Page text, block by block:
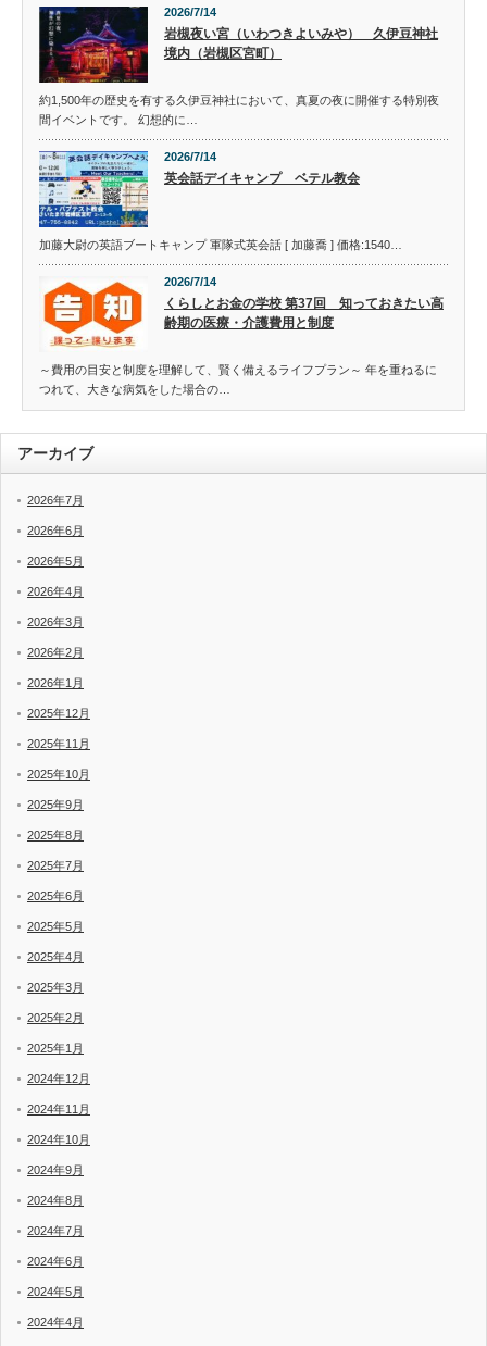
2026/7/14
岩槻夜い宮（いわつきよいみや） 久伊豆神社
境内（岩槻区宮町）
約1,500年の歴史を有する久伊豆神社において、真夏の夜に開催する特別夜
間イベントです。 幻想的に…
2026/7/14
英会話デイキャンプ ベテル教会
加藤大尉の英語ブートキャンプ 軍隊式英会話 [ 加藤喬 ] 価格:1540…
2026/7/14
くらしとお金の学校 第37回 知っておきたい高
齢期の医療・介護費用と制度
～費用の目安と制度を理解して、賢く備えるライフプラン～ 年を重ねるに
つれて、大きな病気をした場合の…
アーカイブ
2026年7月
2026年6月
2026年5月
2026年4月
2026年3月
2026年2月
2026年1月
2025年12月
2025年11月
2025年10月
2025年9月
2025年8月
2025年7月
2025年6月
2025年5月
2025年4月
2025年3月
2025年2月
2025年1月
2024年12月
2024年11月
2024年10月
2024年9月
2024年8月
2024年7月
2024年6月
2024年5月
2024年4月